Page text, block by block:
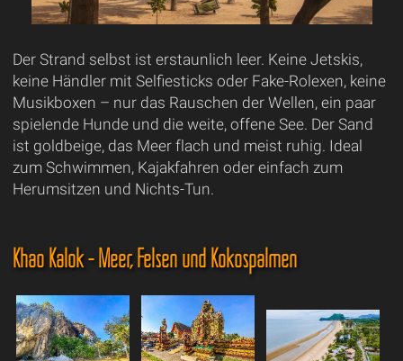
Der Strand selbst ist erstaunlich leer. Keine Jetskis,
keine Händler mit Selfiesticks oder Fake-Rolexen, keine
Musikboxen – nur das Rauschen der Wellen, ein paar
spielende Hunde und die weite, offene See. Der Sand
ist goldbeige, das Meer flach und meist ruhig. Ideal
zum Schwimmen, Kajakfahren oder einfach zum
Herumsitzen und Nichts-Tun.
Khao Kalok - Meer, Felsen und Kokospalmen